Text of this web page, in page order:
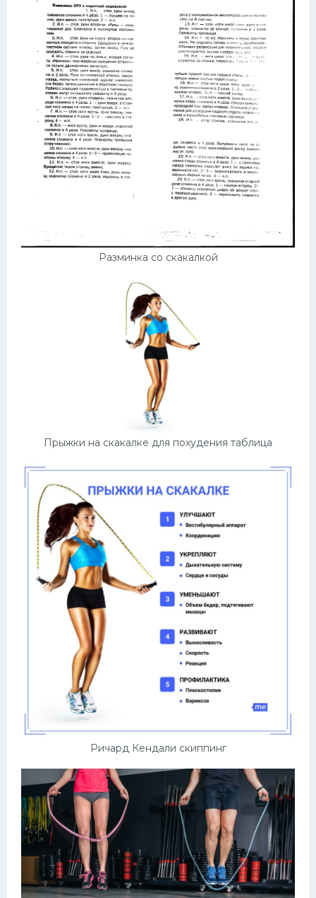
Разминка со скакалкой
Прыжки на скакалке для похудения таблица
Ричард Кендали скиппинг